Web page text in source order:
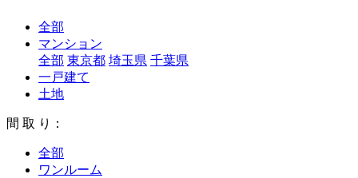
全部
マンション
全部 東京都 埼玉県 千葉県
一戸建て
土地
間 取 り：
全部
ワンルーム